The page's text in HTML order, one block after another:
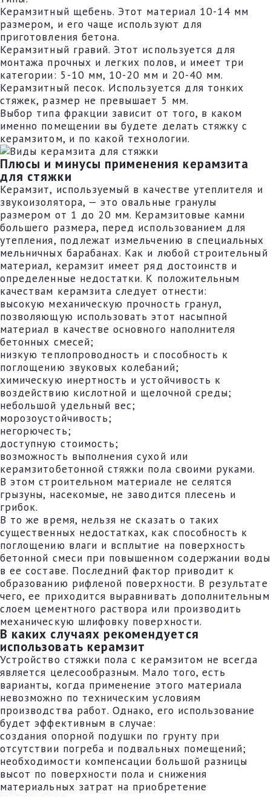
Керамзитный щебень. Этот материал 10-14 мм
размером, и его чаще используют для
приготовления бетона.
Керамзитный гравий. Этот используется для
монтажа прочных и легких полов, и имеет три
категории: 5-10 мм, 10-20 мм и 20-40 мм.
Керамзитный песок. Используется для тонких
стяжек, размер не превышает 5 мм.
Выбор типа фракции зависит от того, в каком
именно помещении вы будете делать стяжку с
керамзитом, и по какой технологии.
Плюсы и минусы применения керамзита
для стяжки
Керамзит, используемый в качестве утеплителя и
звукоизолятора, — это овальные гранулы
размером от 1 до 20 мм. Керамзитовые камни
большего размера, перед использованием для
утепления, подлежат измельчению в специальных
мельничных барабанах. Как и любой строительный
материал, керамзит имеет ряд достоинств и
определенные недостатки. К положительным
качествам керамзита следует отнести:
высокую механическую прочность гранул,
позволяющую использовать этот насыпной
материал в качестве основного наполнителя
бетонных смесей;
низкую теплопроводность и способность к
поглощению звуковых колебаний;
химическую инертность и устойчивость к
воздействию кислотной и щелочной среды;
небольшой удельный вес;
морозоустойчивость;
негорючесть;
доступную стоимость;
возможность выполнения сухой или
керамзитобетонной стяжки пола своими руками.
В этом строительном материале не селятся
грызуны, насекомые, не заводится плесень и
грибок.
В то же время, нельзя не сказать о таких
существенных недостатках, как способность к
поглощению влаги и всплытие на поверхность
бетонной смеси при повышенном содержании воды
в ее составе. Последний фактор приводит к
образованию рифленой поверхности. В результате
чего, ее приходится выравнивать дополнительным
слоем цементного раствора или производить
механическую шлифовку поверхности.
В каких случаях рекомендуется
использовать керамзит
Устройство стяжки пола с керамзитом не всегда
является целесообразным. Мало того, есть
варианты, когда применение этого материала
невозможно по техническим условиям
производства работ. Однако, его использование
будет эффективным в случае:
создания опорной подушки по грунту при
отсутствии погреба и подвальных помещений;
необходимости компенсации большой разницы
высот по поверхности пола и снижения
материальных затрат на приобретение